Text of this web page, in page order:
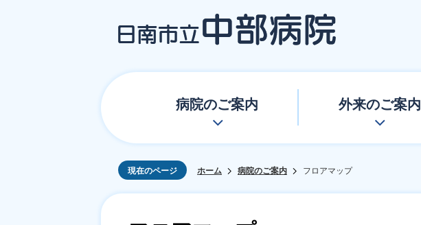
病院のご案内 外来のご案内
現在のページ ホーム 病院のご案内 フロアマップ